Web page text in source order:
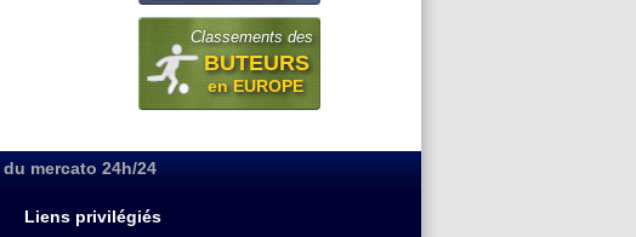
Classements des
BUTEURS
en EUROPE
mercato 24h/24
Liens privilégiés